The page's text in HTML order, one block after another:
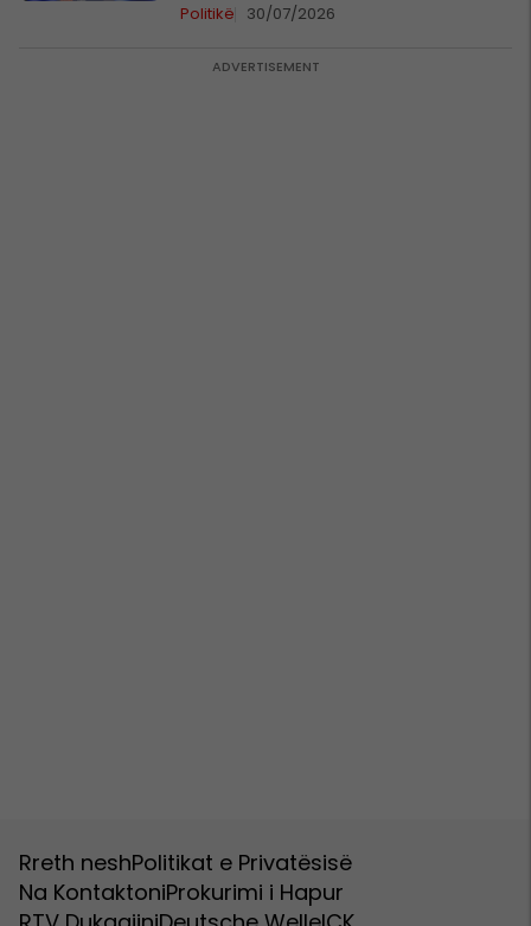
Politikë 30/07/2026
Rreth neshPolitikat e Privatësisë
Na KontaktoniProkurimi i Hapur